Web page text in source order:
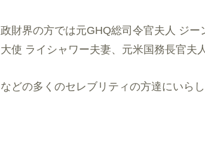
政財界の方では元GHQ総司令官夫人 ジ
大使 ライシャワー夫妻、元米国務長官夫
などの多くのセレブリティの方達にいらし